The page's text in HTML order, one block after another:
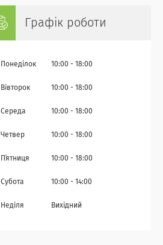
Графік роботи
Понеділок 10:00 18:00
Вівторок 10:00 18:00
Середа 10:00 18:00
Четвер 10:00 18:00
Пʼятниця 10:00 18:00
Субота 10:00 14:00
Неділя Вихідний